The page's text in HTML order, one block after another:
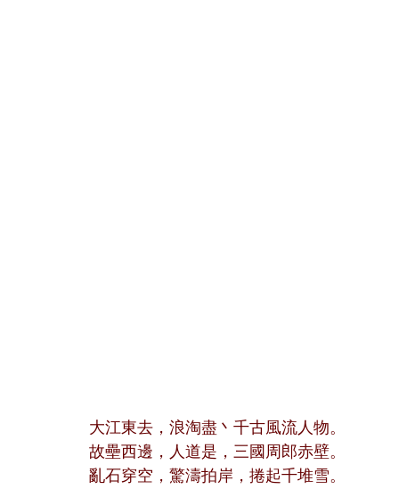
大江東去，浪淘盡丶千古風流人物。
故壘西邊，人道是，三國周郎赤壁。
亂石穿空，驚濤拍岸，捲起千堆雪。